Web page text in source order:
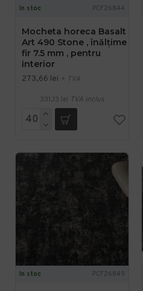
In stoc PCF26844
Mocheta horeca Basalt
Art 490 Stone , înălțime
fir 7.5 mm , pentru
interior
273,66 lei + TVA
331,13 lei TVA inclus
In stoc PCF26849